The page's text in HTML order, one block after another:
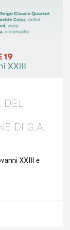
DI G.A.
XXIII e